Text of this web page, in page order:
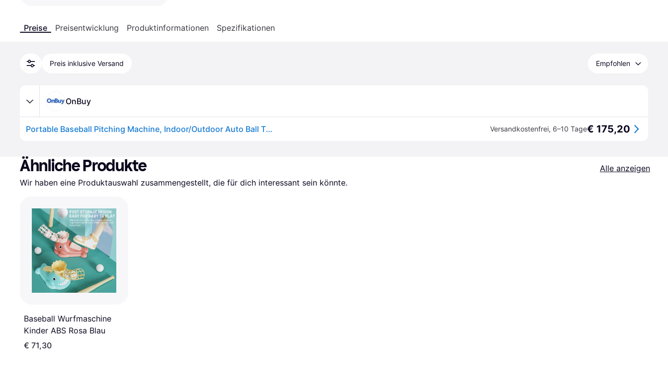
Preise Preisentwicklung Produktinformationen Spezifikationen
Preis inklusive Versand Empfohlen
OnBuy
Portable Baseball Pitching Machine, Indoor/Outdoor Auto Ball Thrower for Beginners, Adjustable Speed & Angle for Baseball Training Versandkostenfrei, 6–10 Tage€ 175,20
Ähnliche Produkte
Alle anzeigen
Wir haben eine Produktauswahl zusammengestellt, die für dich interessant sein könnte.
Baseball Wurfmaschine
Kinder ABS Rosa Blau
€ 71,30